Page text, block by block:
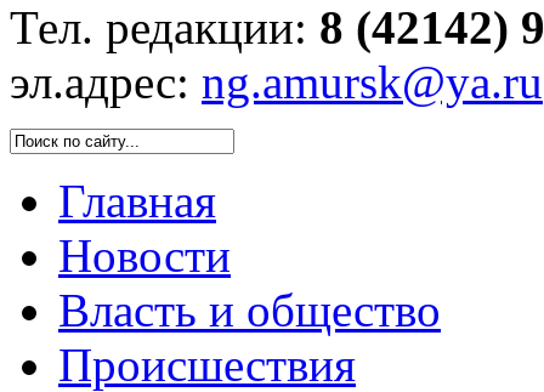
Тел. редакции: 8 (42142)
эл.адрес: ng.amursk@ya.ru
Главная
Новости
Власть и общество
Происшествия